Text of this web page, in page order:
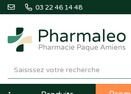
03 22 46 14 48
Pharmaleo
Pharmacie